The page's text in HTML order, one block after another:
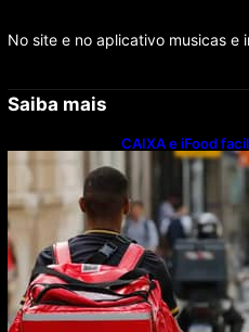
No site e no aplicativo musicas e
Saiba mais
CAIXA e iFood
bicicletas